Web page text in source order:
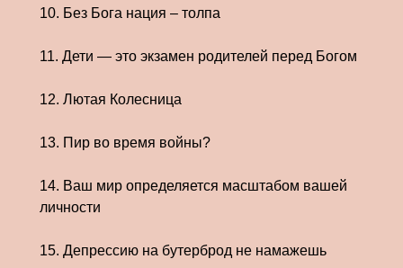
10. Без Бога нация – толпа
11. Дети — это экзамен родителей перед Богом
12. Лютая Колесница
13. Пир во время войны?
14. Ваш мир определяется масштабом вашей
личности
15. Депрессию на бутерброд не намажешь